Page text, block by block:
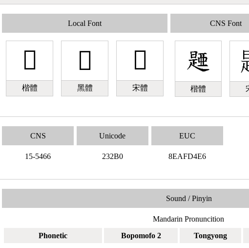
Local Font
𣊰
楷體
𣊰
黑體
𣊰
宋體
CNS Font
楷體
CNS
15-5466
Unicode
232B0
EUC
8EAFD4E6
Sound / Pinyin
Mandarin Pronuncition
Phonetic
Bopomofo 2 Tongyong